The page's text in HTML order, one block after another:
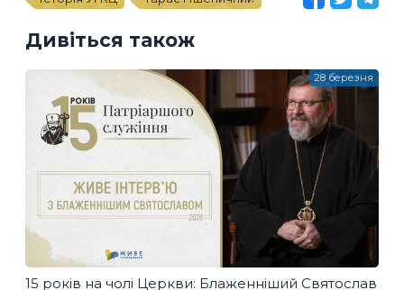
Дивіться також
15 років на чолі Церкви: Блаженніший Святослав
28 березня